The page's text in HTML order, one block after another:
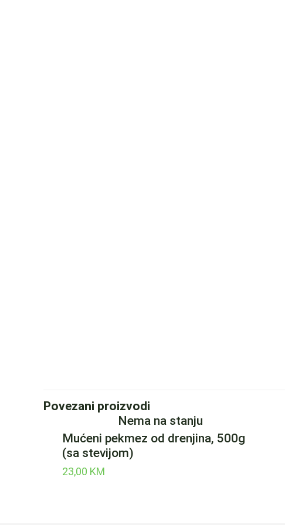
Povezani proizvodi
Nema na stanju
Mućeni pekmez od drenjina, 500g
(sa stevijom)
23,00 KM